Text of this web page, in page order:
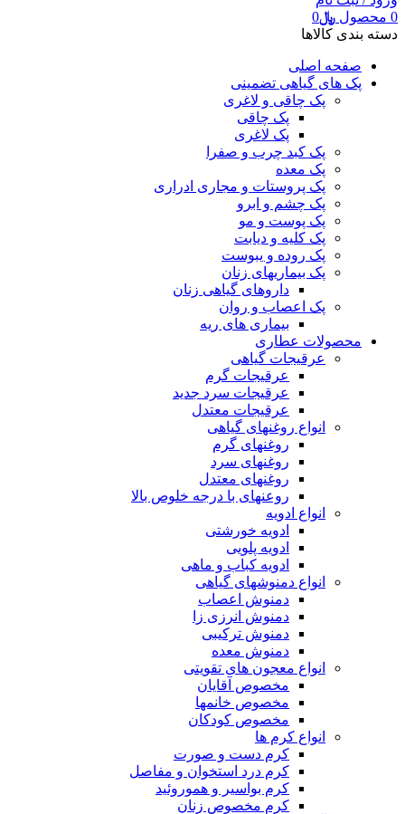
0 محصول ﷼0
دسته بندی کالاها
صفحه اصلی
پک های گیاهی تضمینی
پک چاقی و لاغری
پک چاقی
پک لاغری
پک کبد چرب و صفرا
پک معده
پک پروستات و مجاری ادراری
پک چشم و ابرو
پک پوست و مو
پک کلیه و دیابت
پک روده و یبوست
پک بیماریهای زنان
داروهای گیاهی زنان
پک اعصاب و روان
بیماری های ریه
محصولات عطاری
عرقیجات گیاهی
عرقیجات گرم
عرقیجات سرد جدید
عرقیجات معتدل
انواع روغنهای گیاهی
روغنهای گرم
روغنهای سرد
روغنهای معتدل
روعنهای با درجه خلوص بالا
انواع ادویه
ادویه خورشتی
ادویه پلویی
ادویه کباب و ماهی
انواع دمنوشهای گیاهی
دمنوش اعصاب
دمنوش انرزی زا
دمنوش ترکیبی
دمنوش معده
انواع معجون های تقویتی
مخصوص آقایان
مخصوص خانمها
مخصوص کودکان
انواع کرم ها
کرم دست و صورت
کرم درد استخوان و مفاصل
کرم بواسیر و هموروئید
کرم مخصوص زنان